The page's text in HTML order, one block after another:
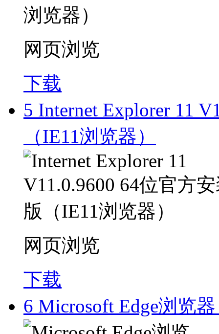
网页浏览
下载
5 Internet Explorer 11
（IE11浏览器）
网页浏览
下载
6 Microsoft Edge浏览